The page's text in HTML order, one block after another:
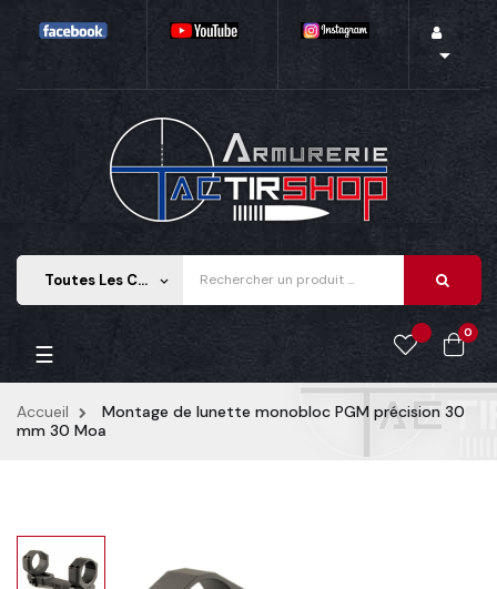

Toutes Les Catégories keyboard_arrow_down
0
Basculer la navigation
☰
Accueil
Montage de lunette monobloc PGM précision 30
mm 30 Moa